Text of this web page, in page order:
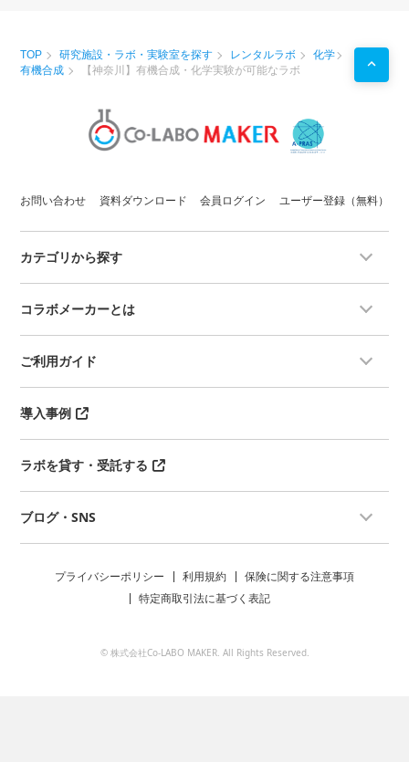
TOP 研究施設・ラボ・実験室を探す レンタルラボ
化学
有機合成
【神奈川】有機合成・化学実験が可能なラボ
お問い合わせ 資料ダウンロード 会員ログイン ユーザー登録（無料）
カテゴリから探す
コラボメーカーとは
ご利用ガイド
導入事例
ラボを貸す・受託する
ブログ・SNS
プライバシーポリシー 利用規約
保険に関する注意事項
特定商取引法に基づく表記
© 株式会社Co-LABO MAKER. All Rights Reserved.